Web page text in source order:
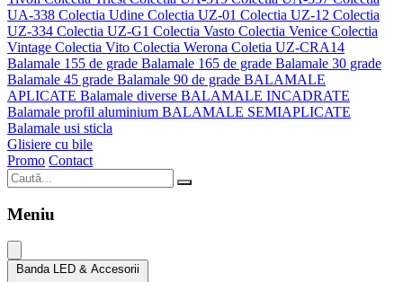
UA-338 Colectia Udine Colectia UZ-01 Colectia UZ-12 Colectia
UZ-334 Colectia UZ-G1 Colectia Vasto Colectia Venice Colectia
Vintage Colectia Vito Colectia Werona Coletia UZ-CRA14
Balamale 155 de grade Balamale 165 de grade Balamale 30 grade
Balamale 45 grade Balamale 90 de grade BALAMALE
APLICATE Balamale diverse BALAMALE INCADRATE
Balamale profil aluminium BALAMALE SEMIAPLICATE
Balamale usi sticla
Glisiere cu bile
Promo Contact
Meniu
Banda LED & Accesorii